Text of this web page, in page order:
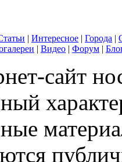
| Интересное | Города |
| Видео | Форум |
сайт